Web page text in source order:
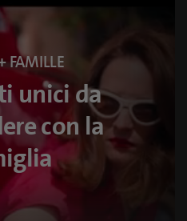
FAMILLE
unici da
con la